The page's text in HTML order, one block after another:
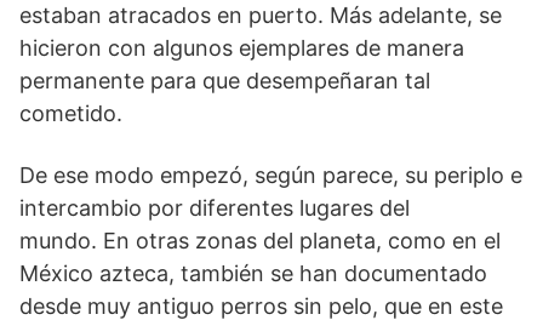
estaban atracados en puerto. Más adelante, se
hicieron con algunos ejemplares de manera
permanente para que desempeñaran tal
cometido.
De ese modo empezó, según parece, su periplo e
intercambio por diferentes lugares del
mundo. En otras zonas del planeta, como en el
México azteca, también se han documentado
desde muy antiguo perros sin pelo, que en este